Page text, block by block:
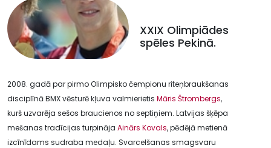
XXIX Olimpiādes
spēles Pekinā.
2008. gadā par pirmo Olimpisko čempionu riteņbraukšanas
disciplīnā BMX vēsturē kļuva valmierietis Māris Štrombergs,
kurš uzvarēja sešos braucienos no septiņiem. Latvijas šķēpa
mešanas tradīcijas turpināja Ainārs Kovals, pēdējā metienā
izcīnīdams sudraba medaļu. Svarcelšanas smagsvaru